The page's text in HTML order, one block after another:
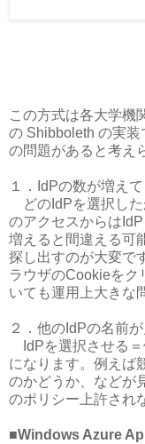
この方式は各大学機
の Shibboleth の実
の問題があると考え
１．IdPの数が増え
どのIdPを選択した
のアクセスからは
増えると間違える可
探し出すのが大変で
ラウザのCookieをク
いても運用上大きな
２．他のIdPの名前
IdPを選択させる＝
になります。例えば
のかどうか、などが
のポリシー上許され
■Windows Azure